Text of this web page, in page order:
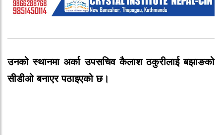
उनको स्थानमा अर्का उपसचिव कैलाश ठकुरीलाई बझाङको
सीडीओ बनाएर पठाइएको छ।